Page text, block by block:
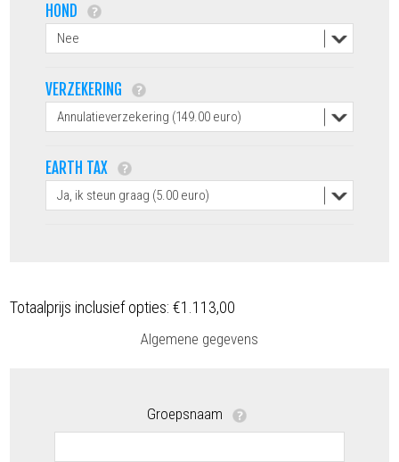
HOND
VERZEKERING
EARTH TAX
Totaalprijs inclusief opties:€1.113,00
Algemene gegevens
Groepsnaam